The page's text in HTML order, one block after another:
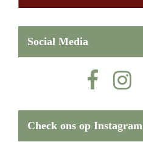
Social Media
Check ons op Instagram